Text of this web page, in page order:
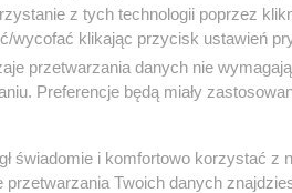
inwestorów, projektantów,
najlepsze uczelnie
z tych technologii poprzez
wycofać klikając przycisk ustawień
przetwarzania danych nie
Preferencje będą miały
świadomie i komfortowo korzystać z
przetwarzania Twoich danych